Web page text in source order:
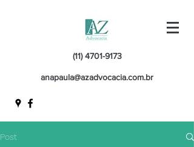
anapaula@azadvocacia.com.br
(11) 4701-9173
Post